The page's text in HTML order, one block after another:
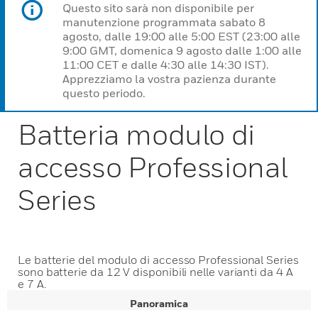
Questo sito sarà non disponibile per
manutenzione programmata sabato 8
agosto, dalle 19:00 alle 5:00 EST (23:00 alle
9:00 GMT, domenica 9 agosto dalle 1:00 alle
11:00 CET e dalle 4:30 alle 14:30 IST).
Apprezziamo la vostra pazienza durante
questo periodo.
Batteria modulo di
accesso Professional
Series
Le batterie del modulo di accesso Professional Series
sono batterie da 12 V disponibili nelle varianti da 4 A
e 7 A.
Panoramica